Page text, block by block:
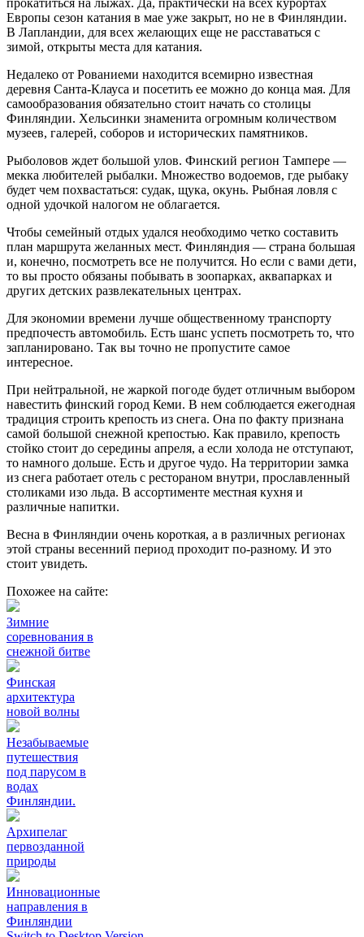
прокатиться на лыжах. Да, практически на всех курортах
Европы сезон катания в мае уже закрыт, но не в Финляндии.
В Лапландии, для всех желающих еще не расставаться с
зимой, открыты места для катания.
Недалеко от Рованиеми находится всемирно известная
деревня Санта-Клауса и посетить ее можно до конца мая. Для
самообразования обязательно стоит начать со столицы
Финляндии. Хельсинки знаменита огромным количеством
музеев, галерей, соборов и исторических памятников.
Рыболовов ждет большой улов. Финский регион Тампере —
мекка любителей рыбалки. Множество водоемов, где рыбаку
будет чем похвастаться: судак, щука, окунь. Рыбная ловля с
одной удочкой налогом не облагается.
Чтобы семейный отдых удался необходимо четко составить
план маршрута желанных мест. Финляндия — страна большая
и, конечно, посмотреть все не получится. Но если с вами дети,
то вы просто обязаны побывать в зоопарках, аквапарках и
других детских развлекательных центрах.
Для экономии времени лучше общественному транспорту
предпочесть автомобиль. Есть шанс успеть посмотреть то, что
запланировано. Так вы точно не пропустите самое
интересное.
При нейтральной, не жаркой погоде будет отличным выбором
навестить финский город Кеми. В нем соблюдается ежегодная
традиция строить крепость из снега. Она по факту признана
самой большой снежной крепостью. Как правило, крепость
стойко стоит до середины апреля, а если холода не отступают,
то намного дольше. Есть и другое чудо. На территории замка
из снега работает отель с рестораном внутри, прославленный
столиками изо льда. В ассортименте местная кухня и
различные напитки.
Весна в Финляндии очень короткая, а в различных регионах
этой страны весенний период проходит по-разному. И это
стоит увидеть.
Похожее на сайте:
Зимние
соревнования в
снежной битве
Финская
архитектура
новой волны
Незабываемые
путешествия
под парусом в
водах
Финляндии.
Архипелаг
первозданной
природы
Инновационные
направления в
Финляндии